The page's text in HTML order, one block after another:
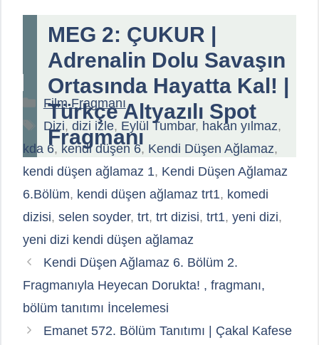
MEG 2: ÇUKUR |
Adrenalin Dolu Savaşın
Ortasında Hayatta Kal! |
Türkçe Altyazılı Spot
Fragmanı
Kategoriler
Film Fragmanı
Etiketler
Dizi, dizi izle, Eylül Tumbar, hakan yılmaz,
kda 6, kendi düşen 6, Kendi Düşen Ağlamaz,
kendi düşen ağlamaz 1, Kendi Düşen Ağlamaz
6.Bölüm, kendi düşen ağlamaz trt1, komedi
dizisi, selen soyder, trt, trt dizisi, trt1, yeni dizi,
yeni dizi kendi düşen ağlamaz
Kendi Düşen Ağlamaz 6. Bölüm 2.
Fragmanıyla Heyecan Dorukta! , fragmanı,
bölüm tanıtımı İncelemesi
Emanet 572. Bölüm Tanıtımı | Çakal Kafese